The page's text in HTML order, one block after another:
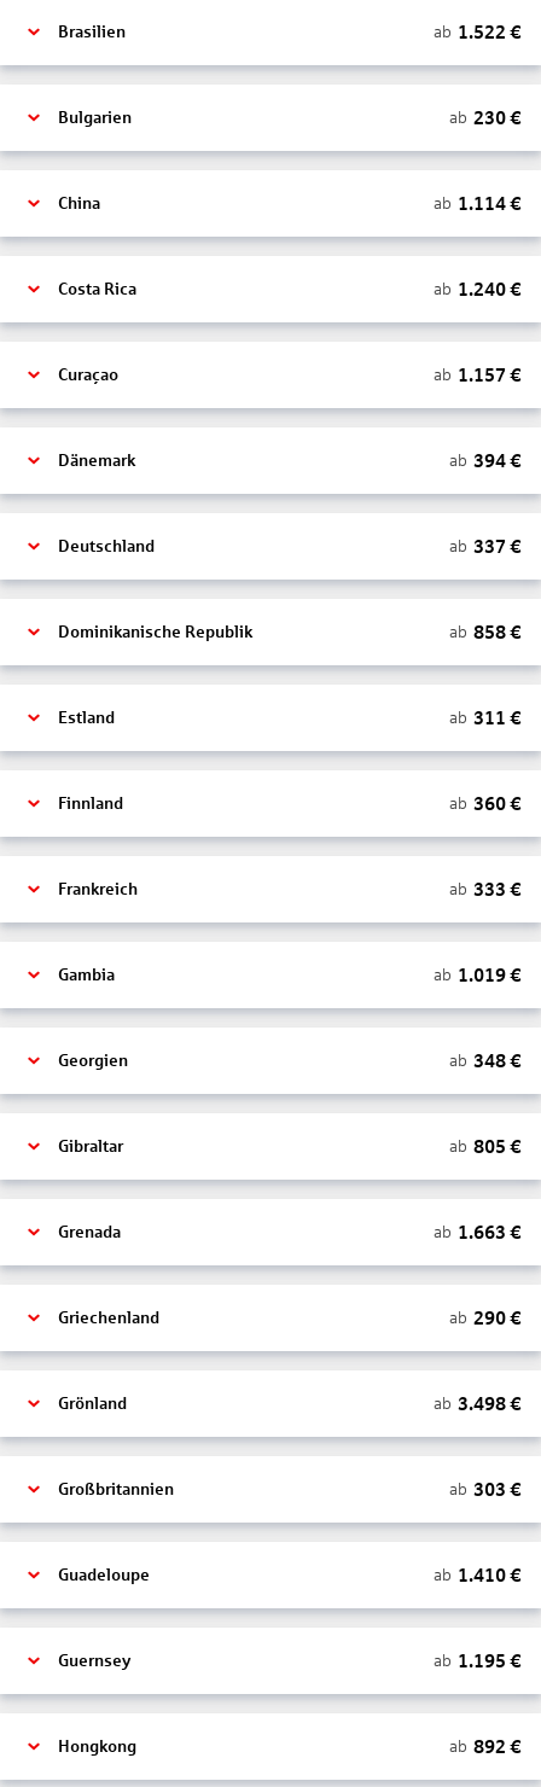
Brasilien ab 1.522 €
Bulgarien ab 230€
China ab 1.114€
Costa Rica ab 1.240€
Curaçao ab 1.157 €
Dänemark ab 394€
Deutschland ab 337 €
Dominikanische Republik ab 858€
Estland ab 311 €
Finnland ab 360€
Frankreich ab 333 €
Gambia ab 1.019€
Georgien ab 348€
Gibraltar ab 805 €
Grenada ab 1.663 €
Griechenland ab 290€
Grönland ab 3.498€
Großbritannien ab 303 €
Guadeloupe ab 1.410€
Guernsey ab 1.195 €
Hongkong ab 892 €